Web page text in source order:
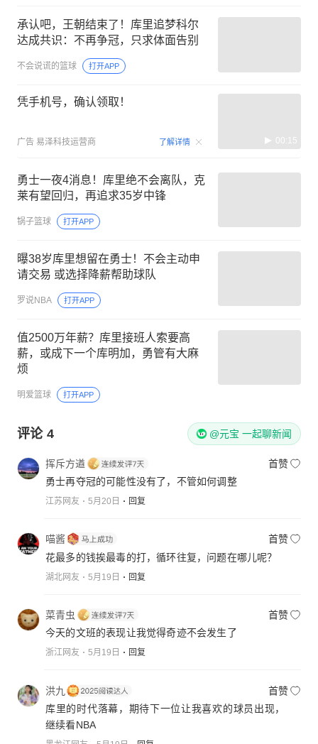
承认吧，王朝结束了！库里追梦科尔
达成共识：不再争冠，只求体面告别
不会说谎的篮球 打开APP
凭手机号，确认领取！
广告 易泽科技运营商 了解详情 00:15
勇士一夜4消息！库里绝不会离队，克
莱有望回归，再追求35岁中锋
锅子篮球 打开APP
曝38岁库里想留在勇士！不会主动申
请交易 或选择降薪帮助球队
罗说NBA 打开APP
值2500万年薪？库里接班人索要高
薪，或成下一个库明加，勇管有大麻
烦
明爱篮球 打开APP
评论 4 @元宝 一起聊新闻
挥斥方遒
首赞
勇士再夺冠的可能性没有了，不管如何调整
江苏网友 5月20日 回复
喵酱
首赞
花最多的钱挨最毒的打，循环往复，问题在哪儿呢？
湖北网友 5月19日 回复
菜青虫
首赞
今天的文班的表现让我觉得奇迹不会发生了
浙江网友 5月19日 回复
洪九
首赞
库里的时代落幕，期待下一位让我喜欢的球员出现，
继续看NBA